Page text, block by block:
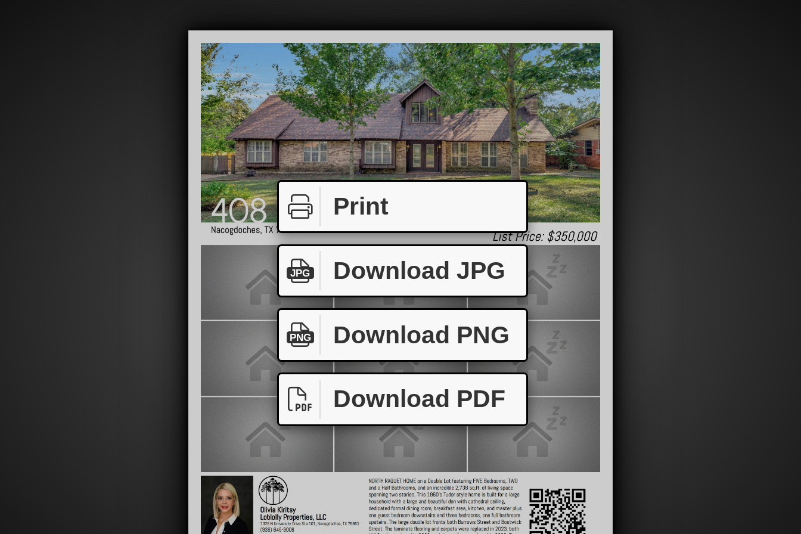
Print
JPG Download JPG
PNG Download PNG
Download PDF